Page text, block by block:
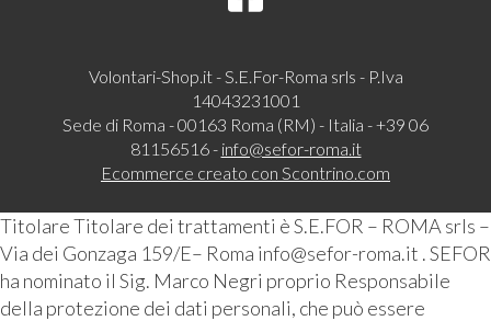
Volontari-Shop.it - S.E.For-Roma srls - P.Iva
14043231001
Sede di Roma - 00163 Roma (RM) - Italia - +39 06
81156516 - info@sefor-roma.it
Ecommerce creato con Scontrino.com
Titolare Titolare dei trattamenti è S.E.FOR – ROMA srls –
Via dei Gonzaga 159/E– Roma info@sefor-roma.it . SEFOR
ha nominato il Sig. Marco Negri proprio Responsabile
della protezione dei dati personali, che può essere